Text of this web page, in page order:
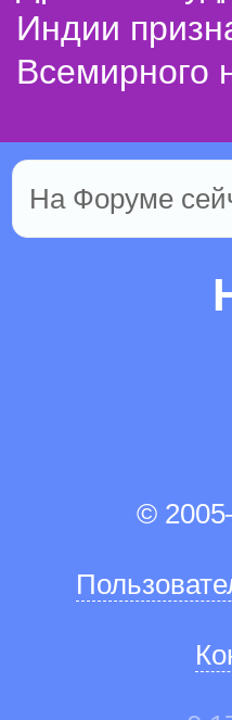
Индии
Всемирного
На Форуме
©